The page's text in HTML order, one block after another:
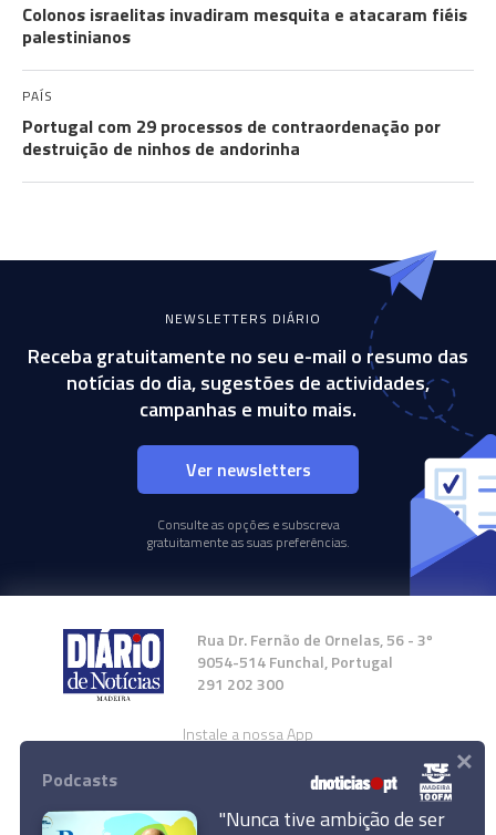
Colonos israelitas invadiram mesquita e atacaram fiéis
palestinianos
PAÍS
Portugal com 29 processos de contraordenação por
destruição de ninhos de andorinha
NEWSLETTERS DIÁRIO
Receba gratuitamente no seu e-mail o resumo das
notícias do dia, sugestões de actividades,
campanhas e muito mais.
Ver newsletters
Consulte as opções e subscreva
gratuitamente as suas preferências.
Rua Dr. Fernão de Ornelas, 56 - 3º
9054-514 Funchal, Portugal
291 202 300
Instale a nossa App
Podcasts
"Nunca tive ambição de ser
×